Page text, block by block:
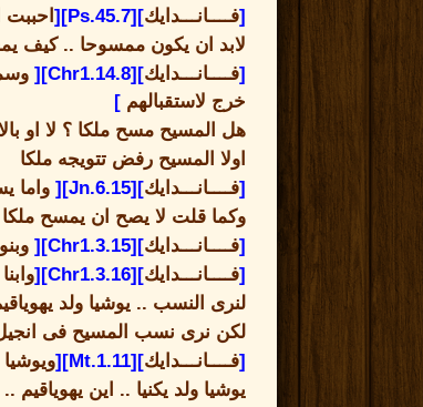
[فــــانـــدايك][Ps.45.7][
لابد ان يكون ممسوحا ..كيف
[فــــانـــدايك][Chr1.14.8][
خرج لاستقبالهم ]
هل المسيح مسح ملكا ؟ لا او
اولا المسيح رفض تتويجه ملكا
[فــــانـــدايك][Jn.6.15][ واما
وكما قلت لا يصح ان يمسح ملكا
[فــــانـــدايك][Chr1.3.15][
[فــــانـــدايك][Chr1.3.16][
لنرى النسب .. يوشيا ولد
لكن نرى نسب المسيح فى
[فــــانـــدايك][Mt.1.11][
يوشيا ولد يكنيا .. اين يهوياقيم ..